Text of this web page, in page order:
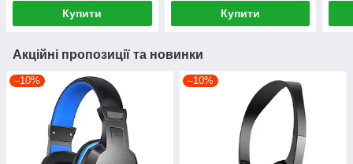
Купити Купити
Акційні пропозиції та новинки
–10% –10%